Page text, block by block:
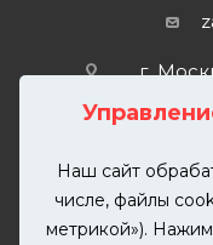
Наш сайт
числе, файлы
метрикой»).
г.